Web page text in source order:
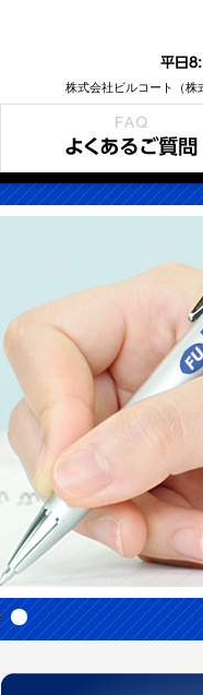
株式会社ビルコート（株
よくあるご質問